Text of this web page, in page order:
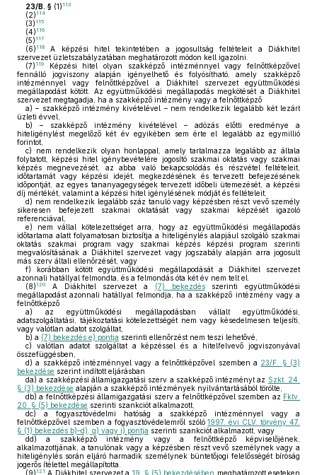
23/B. § (1) 113
(2) 114
(3) 115
(4) 116
(5) 117
(6) 118
A képzési hitel tekintetében a jogosultság feltételeit a Diákhitel
szervezet üzletszabályzatában meghatározott módon kell igazolni.
(7) 119
Képzési hitel olyan szakképző intézménnyel vagy felnőttképzővel
fennálló jogviszony alapján igényelhető és folyósítható, amely szakképző
intézménnyel vagy felnőttképzővel a Diákhitel szervezet együttműködési
megállapodást kötött. Az együttműködési megállapodás megkötését a Diákhitel
szervezet megtagadja, ha a szakképző intézmény vagy a felnőttképző
a) – szakképző intézmény kivételével – nem rendelkezik legalább két lezárt
üzleti évvel,
b) – szakképző intézmény kivételével – adózás előtti eredménye a
hiteligénylést megelőző két év egyikében sem érte el legalább az egymillió
forintot,
c) nem rendelkezik olyan honlappal, amely tartalmazza legalább az általa
folytatott, képzési hitel igénybevételére jogosító szakmai oktatás vagy szakmai
képzés megnevezését, az abba való bekapcsolódás és részvétel feltételeit,
időtartamát vagy képzési idejét, megkezdésének és tervezett befejezésének
időpontját, az egyes tananyagegységek tervezett időbeli ütemezését, a képzési
díj mértékét, valamint a képzési hitel igénylésének módját és feltételeit,
d) nem rendelkezik legalább száz tanuló vagy képzésben részt vevő személy
sikeresen befejezett szakmai oktatását vagy szakmai képzését igazoló
referenciával,
e) nem vállal kötelezettséget arra, hogy az együttműködési megállapodás
időtartama alatt folyamatosan biztosítja a hiteligénylés alapjául szolgáló szakmai
oktatás szakmai program vagy szakmai képzés képzési program szerinti
megvalósításának a Diákhitel szervezet vagy jogszabály alapján arra jogosult
más szerv általi ellenőrzését, vagy
f) korábban kötött együttműködési megállapodását a Diákhitel szervezet
azonnali hatállyal felmondta, és a felmondás óta két év nem telt el.
(8) 120 A Diákhitel szervezet a (7) bekezdésszerinti együttműködési
megállapodást azonnali hatállyal felmondja, ha a szakképző intézmény vagy a
felnőttképző
a) az együttműködési megállapodásban vállalt együttműködési,
adatszolgáltatási, tájékoztatási kötelezettségét nem vagy késedelmesen teljesíti,
vagy valótlan adatot szolgáltat,
b) a (7) bekezdés e) pontja szerinti ellenőrzést nem teszi lehetővé,
c) valótlan adatot szolgáltat a képzéssel és a hitelfelvevő jogviszonyával
összefüggésben,
d) a szakképző intézménnyel vagy a felnőttképzővel szemben a 23/F. § (3)
bekezdése szerint indított eljárásban
da) a szakképzési államigazgatási szerv a szakképző intézményt az Szkt. 24.
§ (3) bekezdése alapján a szakképző intézmények nyilvántartásából törölte,
db) a felnőttképzési államigazgatási szerv a felnőttképzővel szemben az Fktv.
20. § (5) bekezdése szerinti szankciót alkalmazott,
dc) a fogyasztóvédelmi hatóság a szakképző intézménnyel vagy a
felnőttképzővel szemben a fogyasztóvédelemről szóló1997. évi CLV. törvény 47.
§ (1) bekezdés b)–d), g) vagy i) pontja szerinti szankciót alkalmazott, vagy
dd) a szakképző intézmény vagy a felnőttképző képviselőjének,
alkalmazottjának, a tanulónak vagy a képzésben részt vevő személynek vagy a
hiteligénylés során eljáró harmadik személynek büntetőjogi felelősségét bíróság
jogerős ítélettel megállapította.
(9) 121 A Diákhitel szervezet a 19. § (5) bekezdésében meghatározott eseteken